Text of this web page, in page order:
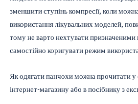
зменшити ступінь компресії, коли
використання лікувальних моделей,
тому не варто нехтувати призначеними
самостійно коригувати режим
Як одягати панчохи можна прочитати у
інтернет-магазину або в посібнику з